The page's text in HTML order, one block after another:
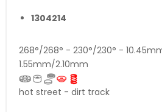
1304214
268°/268° - 230°/230° -
1.55mm/2.10mm
hot street - dirt track